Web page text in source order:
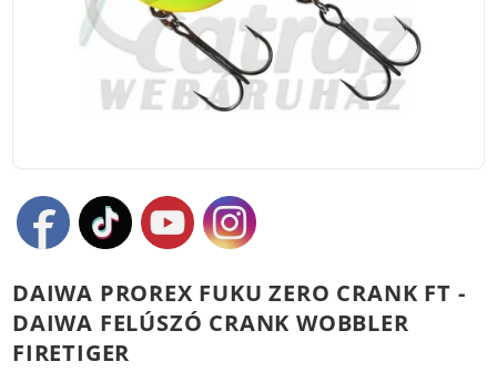
DAIWA PROREX FUKU ZERO CRANK FT -
DAIWA FELÚSZÓ CRANK WOBBLER
FIRETIGER